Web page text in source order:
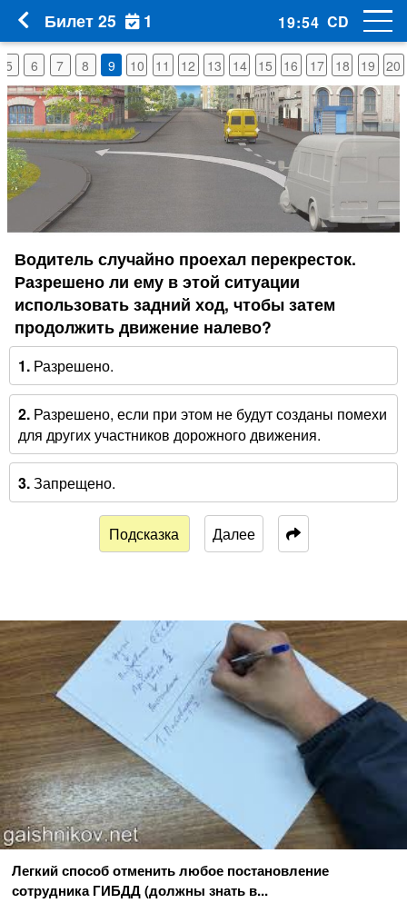
5 6 7 8 9 10 11 12 13 14 15 16 17 18 19 20
Водитель случайно проехал перекресток.
Разрешено ли ему в этой ситуации
использовать задний ход, чтобы затем
продолжить движение налево?
1.Разрешено.
2.Разрешено, если при этом не будут созданы помехи
для других участников дорожного движения.
3.Запрещено.
Подсказка Далее
Билет 25 1 19:53 CD
Легкий способ отменить любое постановление
сотрудника ГИБДД (должны знать в...